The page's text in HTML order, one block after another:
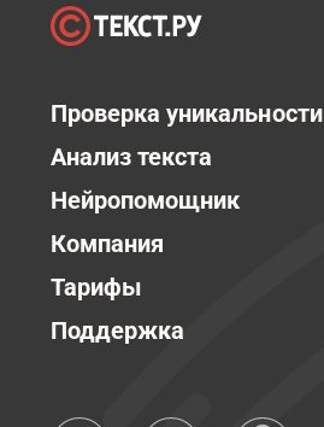
Проверка уникальности
Анализ текста
Нейропомощник
Компания
Тарифы
Поддержка